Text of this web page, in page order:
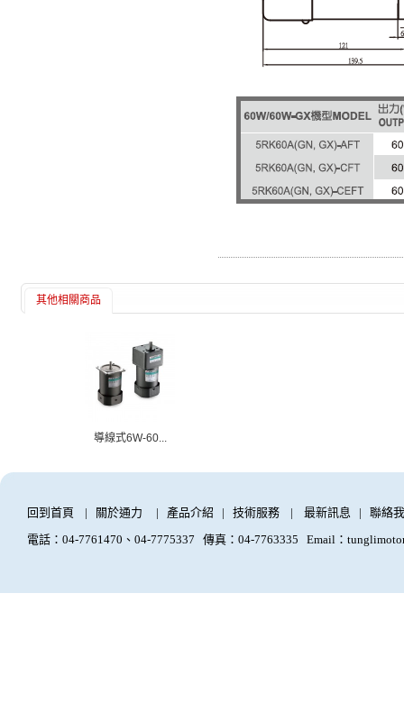
其他相關商品
導線式6W-60...
回到首頁 | 關於通力 | 產品介紹 | 技術服務 | 最新訊息 | 聯絡
電話：04-7761470、04-7775337
傳真：04-7763335 Email：